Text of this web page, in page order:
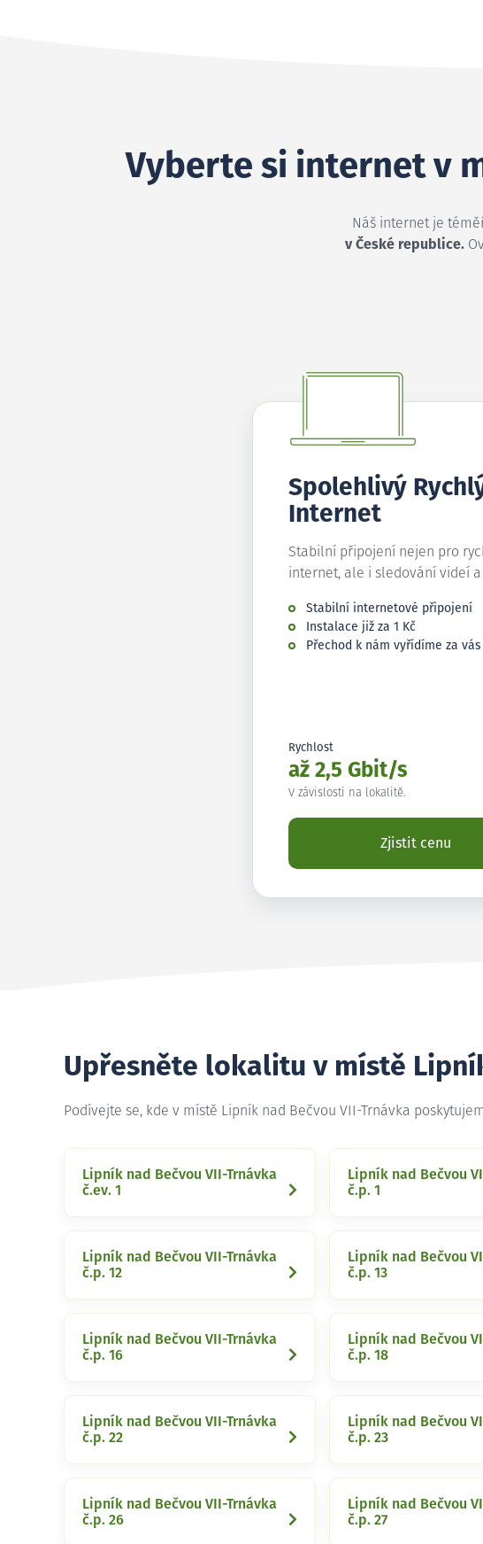
Vyberte si internet v
Náš internet je
v České republice.
Spolehlivý
Internet
Stabilní připojení nejen pro
internet, ale i sledování videí a
Stabilní internetové připojení
Instalace již za 1 Kč
Přechod k nám vyřídíme za vás
Rychlost
až 2,5 Gbit/s
V závislosti na lokalitě.
Zjistit cenu
Upřesněte lokalitu v místě
Podívejte se, kde v místě Lipník nad Bečvou VII-Trnávka
Lipník nad Bečvou VII-Trnávka
č.ev. 1
Lipník nad Bečvou
č.p. 1
Lipník nad Bečvou VII-Trnávka
č.p. 12
Lipník nad Bečvou
č.p. 13
Lipník nad Bečvou VII-Trnávka
č.p. 16
Lipník nad Bečvou
č.p. 18
Lipník nad Bečvou VII-Trnávka
č.p. 22
Lipník nad Bečvou
č.p. 23
Lipník nad Bečvou VII-Trnávka
č.p. 26
Lipník nad Bečvou
č.p. 27